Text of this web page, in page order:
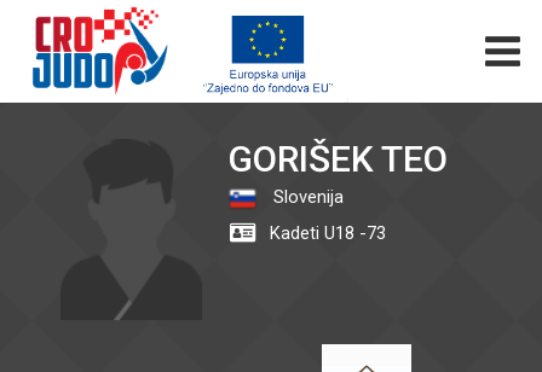
GORIŠEK TEO
Slovenija
Kadeti U18 -73